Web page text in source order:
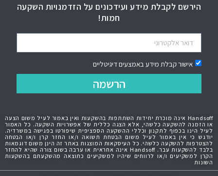
הירשם לקבלת מידע ועידכונים על הזדמנויות השקעה
חמות!
אישור קבלת מידע באמצעים דיגיטליים
הרשמה
Handsoff אינה מוכרת יחידות השתתפות בהשקעות ואין באמור לעיל משום הצעה
או הזמנה להשקעה כלשהי, אלא הצגה כללית של אפשרויות השקעה. כל האמור
לעיל הינו בכפוף לתקנון וכללי ההשקעה הספציפית שיפורטו בפגישה במשרדיה.
יודגש כי אין באמור לעיל משום הבטחת תשואה ו/או החזר קרן ו/או הבטחה
להצטרפות להשקעה כלשהי. כל העיסקאות המוצגות באתר זה הינן משום דוגמאות
בלבד להשקעות עבר. Handsoff אינה אחראית או ערבה בשום צורה שהיא להחזר
הקרן למשקיעים ו/או לרווחים שיהיו למשקיעים כתוצאה מהשקעתם בהשקעות
השונות